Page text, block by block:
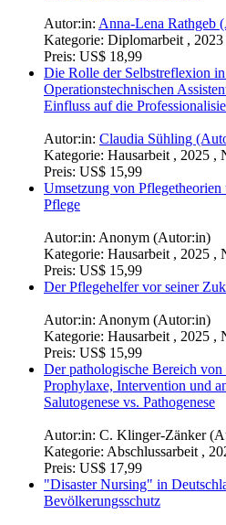
Autor:in: Anna-Lena Rathgeb
Kategorie: Diplomarbeit ,
Preis: US$ 18,99
Die Rolle der Selbstreflexion
Operationstechnischen
Einfluss auf die
Autor:in: Claudia Sühling
Kategorie: Hausarbeit , 2025 ,
Preis: US$ 15,99
Umsetzung von
Pflege
Autor:in: Anonym (Autor:in)
Kategorie: Hausarbeit , 2025 ,
Preis: US$ 15,99
Der Pflegehelfer vor seiner
Autor:in: Anonym (Autor:in)
Kategorie: Hausarbeit , 2025 ,
Preis: US$ 15,99
Der pathologische Bereich
Prophylaxe, Intervention und
Salutogenese vs. Pathogenese
Autor:in: C. Klinger-Zänker
Kategorie: Abschlussarbeit ,
Preis: US$ 17,99
"Disaster Nursing" in
Bevölkerungsschutz